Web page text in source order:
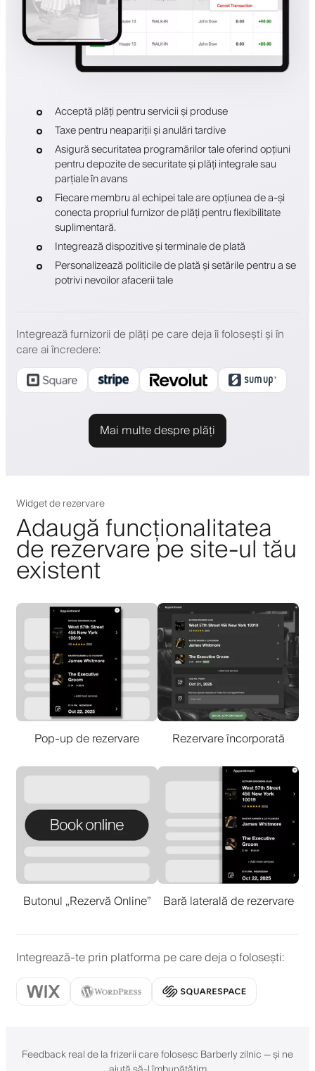
Acceptă plăți pentru servicii și produse
Taxe pentru neapariții și anulări tardive
Asigură securitatea programărilor tale oferind opțiuni
pentru depozite de securitate și plăți integrale sau
parțiale în avans
Fiecare membru al echipei tale are opțiunea de a-și
conecta propriul furnizor de plăți pentru flexibilitate
suplimentară.
Integrează dispozitive și terminale de plată
Personalizează politicile de plată și setările pentru a se
potrivi nevoilor afacerii tale
Integrează furnizorii de plăți pe care deja îi folosești și în
care ai încredere:
Mai multe despre plăți
Widget de rezervare
Adaugă funcționalitatea
de rezervare pe site-ul tău
existent
Pop-up de rezervare Rezervare încorporată
Butonul „Rezervă Online” Bară laterală de rezervare
Integrează-te prin platforma pe care deja o folosești:
Feedback real de la frizerii care folosesc Barberly zilnic — și ne